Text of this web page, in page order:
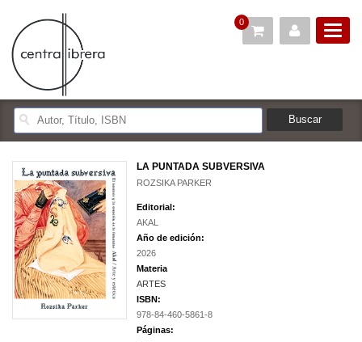
0
LA PUNTADA SUBVERSIVA
ROZSIKA PARKER
Editorial:
AKAL
Año de edición:
2026
Materia
ARTES
ISBN:
978-84-460-5861-8
Páginas: